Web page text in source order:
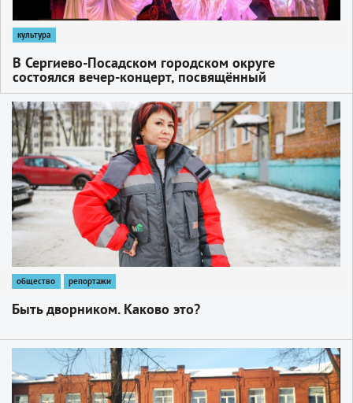
культура
В Сергиево-Посадском городском округе
состоялся вечер-концерт, посвящённый
защитникам Родины
1
общество репортажи
Быть дворником. Каково это?